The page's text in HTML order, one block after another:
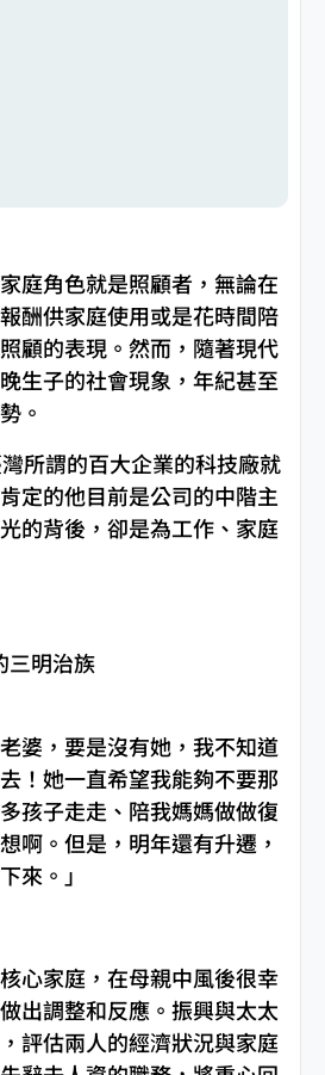
庭角色就是照顧者，無論在
酬供家庭使用或是花時間陪
顧的表現。然而，隨著現代
生子的社會現象，年紀甚至
。
所謂的百大企業的科技廠就
定的他目前是公司的中階主
的背後，卻是為工作、家庭
明治族
婆，要是沒有她，我不知道
！她一直希望我能夠不要那
孩子走走、陪我媽媽做做復
啊。但是，明年還有升遷，
來。」
心家庭，在母親中風後很幸
出調整和反應。振興與太太
評估兩人的經濟狀況與家庭